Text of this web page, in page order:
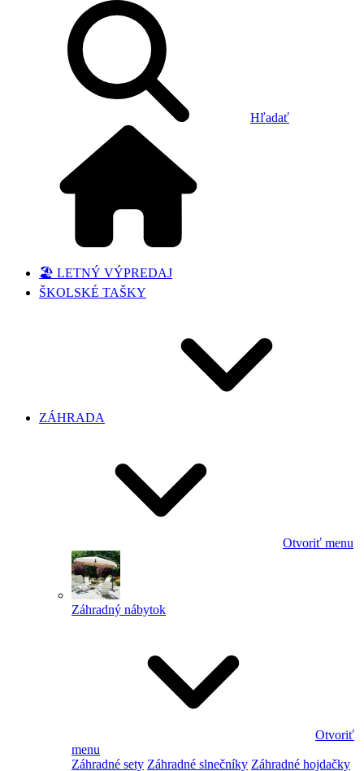
Hľadať
🏖️ LETNÝ VÝPREDAJ
ŠKOLSKÉ TAŠKY
ZÁHRADA
Otvoriť menu
Záhradný nábytok
Otvoriť
menu
Záhradné sety Záhradné slnečníky Záhradné hojdačky